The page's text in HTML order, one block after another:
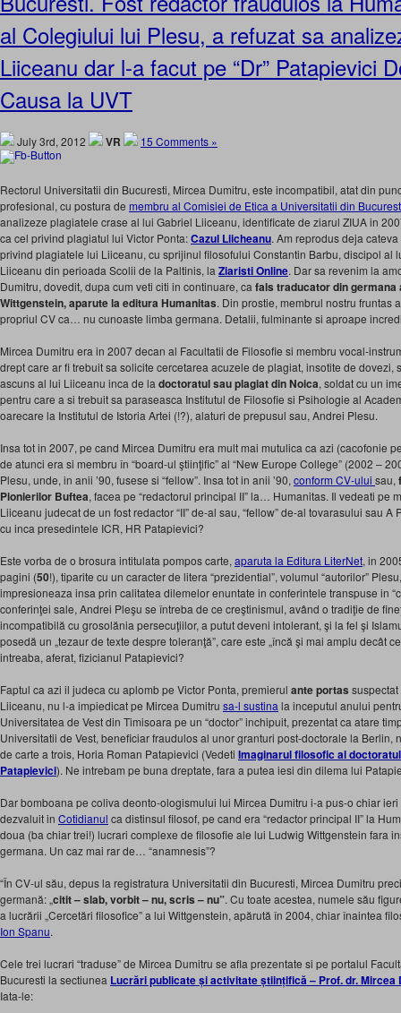
al Colegiului lui Plesu, a refuzat sa
Liiceanu dar l-a facut pe “Dr” Patapievici
Causa la UVT
July 3rd, 2012 VR 15 Comments »
Rectorul Universitatii din Bucuresti, Mircea Dumitru, este incompatibil, atat din
profesional, cu postura de membru al Comisiei de Etica a Universitatii din
analizeze plagiatele crase al lui Gabriel Liiceanu, identificate de ziarul ZIUA in
ca cel privind plagiatul lui Victor Ponta:Cazul Liicheanu. Am reprodus deja
privind plagiatele lui Liiceanu, cu sprijinul filosofului Constantin Barbu, discipol al
Liiceanu din perioada Scolii de la Paltinis, la Ziaristi Online. Dar sa revenim la
Dumitru, dovedit, dupa cum veti citi in continuare, ca fals traducator din
Wittgenstein, aparute la editura Humanitas. Din prostie, membrul nostru fruntas
propriul CV ca… nu cunoaste limba germana. Detalii, fulminante si aproape
Mircea Dumitru era in 2007 decan al Facultatii de Filosofie si membru vocal-
drept care ar fi trebuit sa solicite cercetarea acuzele de plagiat, insotite de dovezi,
ascuns al lui Liiceanu inca de la doctoratul sau plagiat din Noica, soldat cu un
pentru care a si trebuit sa paraseasca Institutul de Filosofie si Psihologie al
oarecare la Institutul de Istoria Artei (!?), alaturi de prepusul sau, Andrei Plesu.
Insa tot in 2007, pe cand Mircea Dumitru era mult mai mutulica ca azi (cacofonie
de atunci era si membru în “board-ul ştiinţific” al “New Europe College” (2002 –
Plesu, unde, in anii ’90, fusese si “fellow”. Insa tot in anii ’90, conform CV-ului sau,
Pionierilor Buftea, facea pe “redactorul principal II” la… Humanitas. Il vedeati pe
Liiceanu judecat de un fost redactor “II” de-al sau, “fellow” de-al tovarasului sau
cu inca presedintele ICR, HR Patapievici?
Este vorba de o brosura intitulata pompos carte, aparuta la Editura LiterNet, in
pagini (50!), tiparite cu un caracter de litera “prezidential”, volumul “autorilor”
impresioneaza insa prin calitatea dilemelor enuntate in conferintele transpuse in
conferinţei sale, Andrei Pleşu se întreba de ce creştinismul, având o tradiţie de
incompatibilă cu grosolănia persecuţiilor, a putut deveni intolerant, şi la fel şi
posedă un „tezaur de texte despre toleranţă”, care este „încă şi mai amplu decât
intreaba, aferat, fizicianul Patapievici?
Faptul ca azi il judeca cu aplomb pe Victor Ponta, premierul ante portas
Liiceanu, nu l-a impiedicat pe Mircea Dumitru sa-l sustina la inceputul anului
Universitatea de Vest din Timisoara pe un “doctor” inchipuit, prezentat ca atare
Universitatii de Vest, beneficiar fraudulos al unor granturi post-doctorale la Berlin,
de carte a trois, Horia Roman Patapievici (Vedeti Imaginarul filosofic al
Patapievici). Ne intrebam pe buna dreptate, fara a putea iesi din dilema lui
Dar bomboana pe coliva deonto-ologismului lui Mircea Dumitru i-a pus-o chiar
dezvaluit in Cotidianul ca distinsul filosof, pe cand era “redactor principal II” la
doua (ba chiar trei!) lucrari complexe de filosofie ale lui Ludwig Wittgenstein fara
germana. Un caz mai rar de… “anamnesis”?
“În CV-ul său, depus la registratura Universitatii din Bucuresti, Mircea Dumitru
germană: „citit – slab, vorbit – nu, scris – nu”. Cu toate acestea, numele său
a lucrării „Cercetări filosofice” a lui Wittgenstein, apărută în 2004, chiar înaintea
Ion Spanu.
Cele trei lucrari “traduse” de Mircea Dumitru se afla prezentate si pe portalul
Bucuresti la sectiunea Lucrări publicate și activitate științifică – Prof. dr. Mircea
Iata-le: